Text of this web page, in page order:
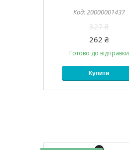
20000001437
327 ₴
262 ₴
Готово до відправки
Купити